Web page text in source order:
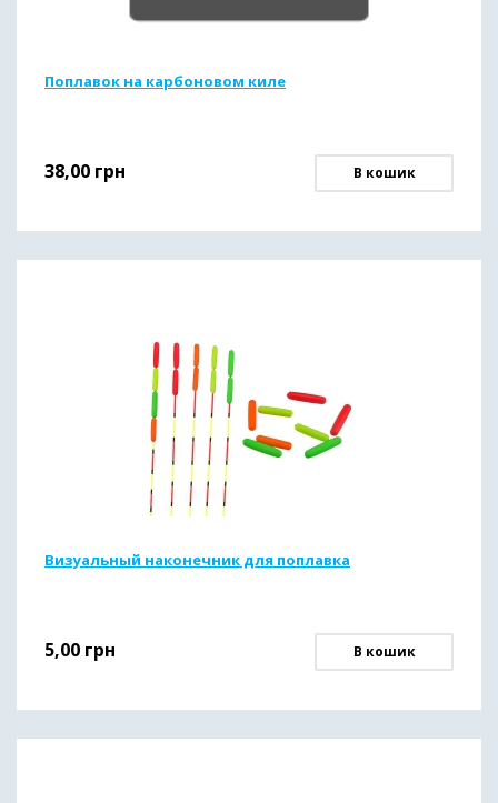
Поплавок на карбоновом киле
38,00 грн В кошик
Визуальный наконечник для поплавка
5,00 грн В кошик